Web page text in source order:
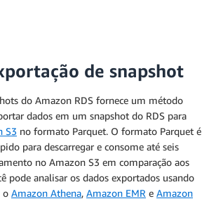
de snapshot
do Amazon RDS fornece um método
dados em um snapshot do RDS para
S3 no formato Parquet. O formato Parquet é
para descarregar e consome até seis
no Amazon S3 em comparação aos
pode analisar os dados exportados usando
o Amazon Athena, Amazon EMR e Amazon